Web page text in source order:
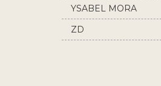
YSABEL MORA
ZD